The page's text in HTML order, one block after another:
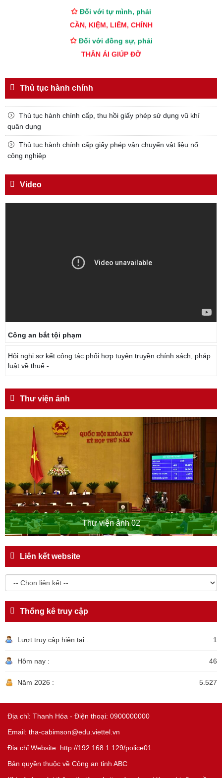
Đối với tự mình, phải
CẦN, KIỆM, LIÊM, CHÍNH
Đối với đồng sự, phải
THÂN ÁI GIÚP ĐỠ
TUYỆT ĐỐI TRUNG THÀNH
gửi Công an Khu XII,
ngày 11 tháng 3 năm 1948.
Thủ tục hành chính
Thủ tục hành chính cấp, thu hồi giấy phép sử dụng vũ khí
quân dụng
Thủ tục hành chính cấp giấy phép vận chuyển vật liệu nổ
công nghiêp
Video
Công an bắt tội phạm
Hội nghị sơ kết công tác phối hợp tuyên truyền chính sách, pháp
luật về thuế -
Thư viện ảnh
Thư viện ảnh 02
Liên kết website
Thống kê truy cập
Lượt truy cập hiện tại : 1
Hôm nay : 46
Năm 2026 : 5.527
Địa chỉ: Thanh Hóa - Điện thoại: 0900000000
Email: tha-cabimson@edu.viettel.vn
Địa chỉ Website: http://192.168.1.129/police01
Bản quyền thuộc về Công an tỉnh ABC